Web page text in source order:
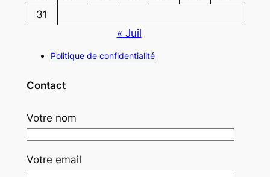
31
« Juil
Politique de confidentialité
Contact
Votre nom
Votre email